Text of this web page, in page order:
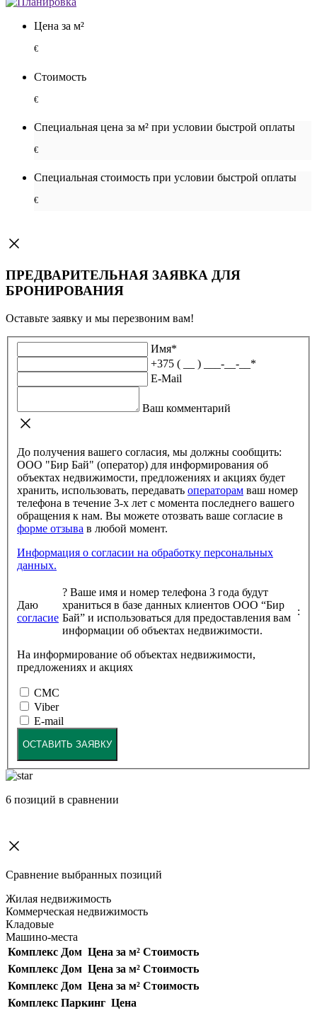
Цена за м²
€
Стоимость
€
Специальная цена за м² при условии быстрой оплаты
€
Специальная cтоимость при условии быстрой оплаты
€
ПРЕДВАРИТЕЛЬНАЯ ЗАЯВКА ДЛЯ
БРОНИРОВАНИЯ
Оставьте заявку и мы перезвоним вам!
Имя*
+375 ( __ ) ___-__-__ *
E-Mail
Ваш комментарий
До получения вашего согласия, мы должны сообщить:
ООО "Бир Бай" (оператор) для информирования об
объектах недвижимости, предложениях и акциях будет
хранить, использовать, передавать операторам
телефона в течение 3-х лет с момента последнего вашего
обращения к нам. Вы можете отозвать ваше согласие в
форме отзыва
в любой момент.
Информация о согласии на обработку персональных
данных.
Даю
согласие
? Ваше имя и номер телефона 3 года будут
храниться в базе данных клиентов ООО “Бир
Бай” и использоваться для предоставления вам
информации об объектах недвижимости.
:
На информирование об объектах недвижимости,
предложениях и акциях
СМС
Viber
E-mail
ОСТАВИТЬ ЗАЯВКУ
6 позиций в сравнении
Сравнение выбранных позиций
Жилая недвижимость
Коммерческая недвижимость
Кладовые
Машино-места
Комплекс Дом Цена за м² Стоимость
Комплекс Дом Цена за м² Стоимость
Комплекс Дом Цена за м² Стоимость
Комплекс Паркинг Цена